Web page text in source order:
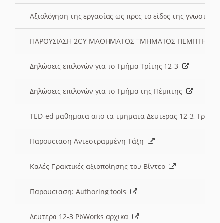
Αξιολόγηση της εργασίας ως προς το είδος της
ΠΑΡΟΥΣΙΑΣΗ 2ΟΥ ΜΑΘΗΜΑΤΟΣ ΤΜΗΜΑΤΟΣ
Δηλώσεις επιλογών για το Τμήμα Τρίτης 12-3
Δηλώσεις επιλογών για το Τμήμα της Πέμπτης
TED-ed μαθηματα απο τα τμηματα Δευτερας 12-3,
Παρουσιαση Αντεστραμμένη Τάξη
Καλές Πρακτικές αξιοποίησης του Βίντεο
Παρουσιαση: Authoring tools
Δευτερα 12-3 PbWorks αρχικα